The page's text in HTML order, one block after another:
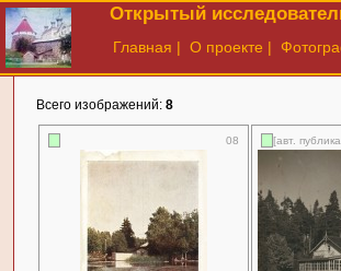
Открытый
Главная | О проекте |
Всего изображений: 8
08 [авт.